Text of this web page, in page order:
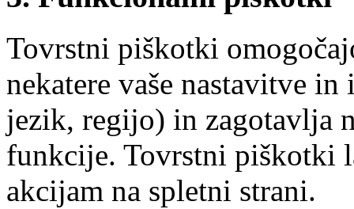
Tovrstni piškotki
nekatere vaše nastavitve
jezik, regijo) in zagotavlja
funkcije. Tovrstni piškotki
akcijam na spletni strani.